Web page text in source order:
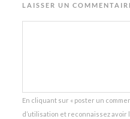
LAISSER UN
En cliquant sur « poster un
d’utilisation et reconnaissez avoir